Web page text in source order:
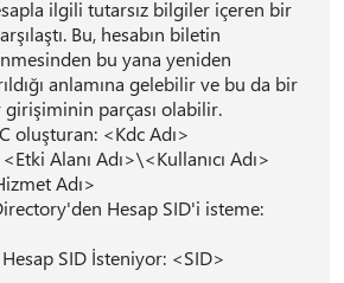
ilgili tutarsız bilgiler içeren bir
Bu, hesabın biletin
bu yana yeniden
anlamına gelebilir ve bu da bir
girişiminin parçası olabilir.
oluşturan: <Kdc Adı>
Alanı Adı>\<Kullanıcı Adı>
Adı>
Hesap SID'i isteme:
SID İsteniyor: <SID>